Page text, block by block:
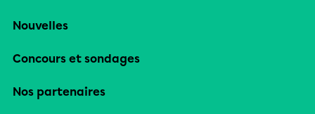
Nouvelles
Concours et sondages
Nos partenaires